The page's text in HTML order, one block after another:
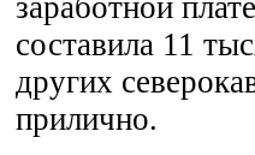
составила 11
других
прилично.